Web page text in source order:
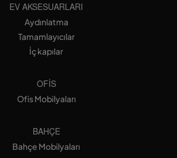
EV AKSESUARLARI
Aydınlatma
Tamamlayıcılar
İç kapılar
OFIS
Ofis Mobilyaları
BAHÇE
Bahçe Mobilyaları